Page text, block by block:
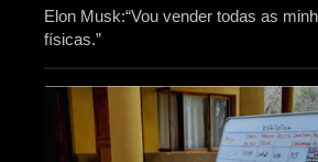
Elon Musk:“Vou vender todas as
físicas.”